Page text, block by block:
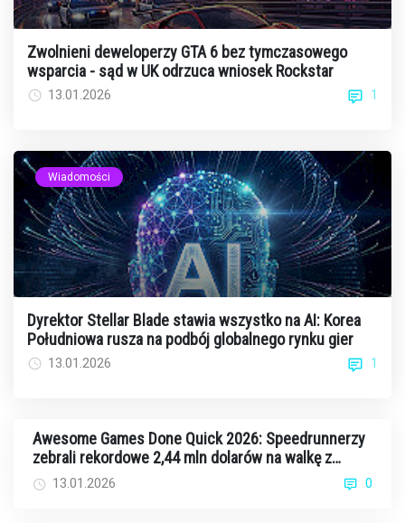
Zwolnieni deweloperzy GTA 6 bez tymczasowego
wsparcia - sąd w UK odrzuca wniosek Rockstar
13.01.2026 1
Wiadomości
Dyrektor Stellar Blade stawia wszystko na AI: Korea
Południowa rusza na podbój globalnego rynku gier
13.01.2026 1
Awesome Games Done Quick 2026: Speedrunnerzy
zebrali rekordowe 2,44 mln dolarów na walkę z
rakiem13.01.2026 0